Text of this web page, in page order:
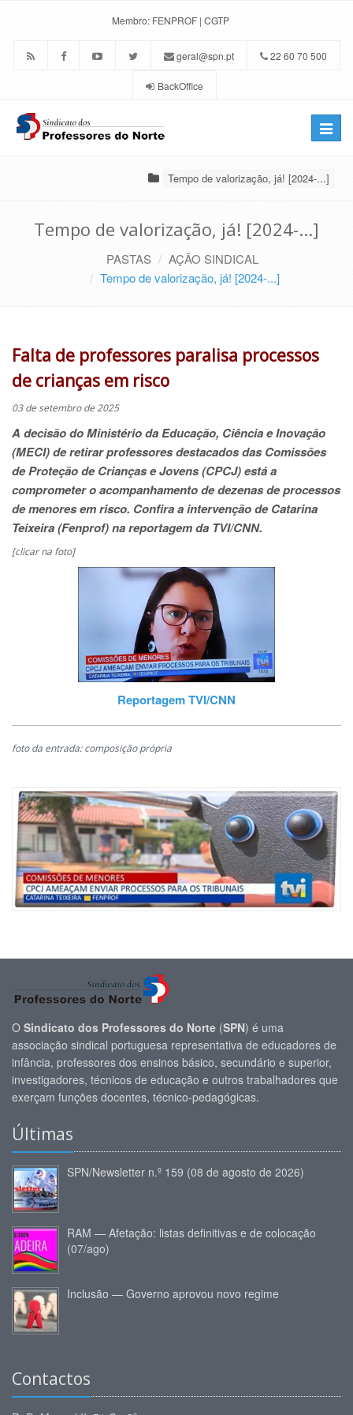
Membro: FENPROF | CGTP
geral@spn.pt 22 60 70 500
BackOffice
Toggle
Tempo de valorização, já! [2024-...]
Tempo de valorização, já! [2024-...]
PASTAS
AÇÃO SINDICAL
Tempo de valorização, já! [2024-...]
Falta de professores paralisa processos
de crianças em risco
03 de setembro de 2025
A decisão do Ministério da Educação, Ciência e Inovação
(MECI) de retirar professores destacados das Comissões
de Proteção de Crianças e Jovens (CPCJ) está a
comprometer o acompanhamento de dezenas de processos
de menores em risco. Confira a intervenção de Catarina
Teixeira (Fenprof) na reportagem da TVI/CNN.
[clicar na foto]
Reportagem TVI/CNN
foto da entrada: composição própria
O Sindicato dos Professores do Norte (SPN) é uma
associação sindical portuguesa representativa de educadores de
infância, professores dos ensinos básico, secundário e superior,
investigadores, técnicos de educação e outros trabalhadores que
exerçam funções docentes, técnico-pedagógicas.
Últimas
SPN/Newsletter n.º 159 (08 de agosto de 2026)
RAM — Afetação: listas definitivas e de colocação
(07/ago)
Inclusão — Governo aprovou novo regime
Contactos